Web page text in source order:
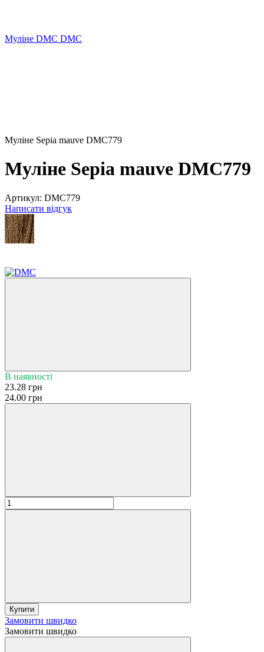
Муліне DMC DMC
Муліне Sepia mauve DMC779
Муліне Sepia mauve DMC779
Артикул: DMC779
Написати відгук
В наявності
23.28 грн
24.00 грн
Купити
Замовити швидко
Замовити швидко